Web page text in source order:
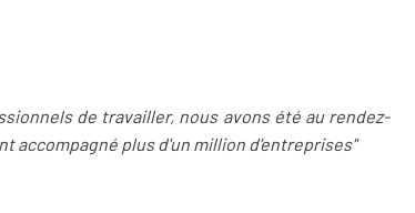
de travailler, nous avons été au rendez-
accompagné plus d'un million d'entreprises"